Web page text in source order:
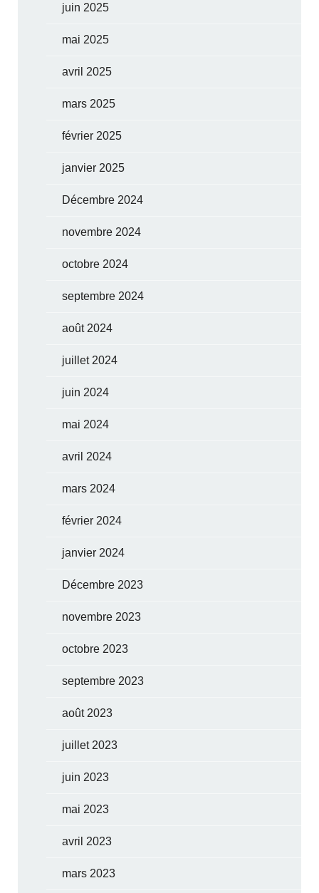
juin 2025
mai 2025
avril 2025
mars 2025
février 2025
janvier 2025
Décembre 2024
novembre 2024
octobre 2024
septembre 2024
août 2024
juillet 2024
juin 2024
mai 2024
avril 2024
mars 2024
février 2024
janvier 2024
Décembre 2023
novembre 2023
octobre 2023
septembre 2023
août 2023
juillet 2023
juin 2023
mai 2023
avril 2023
mars 2023